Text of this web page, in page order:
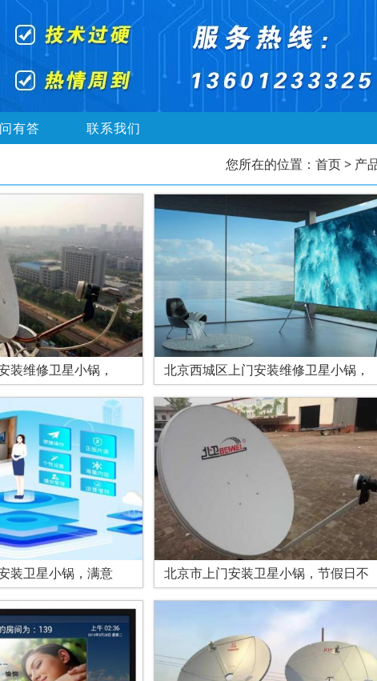
有答 联系我们
您所在的位置： 首页> 产
装维修卫星小锅， 北京西城区上门安装维修卫星小锅，
装卫星小锅，满意 北京市上门安装卫星小锅，节假日不